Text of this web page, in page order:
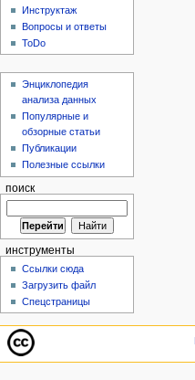
Инструктаж
Вопросы и ответы
ToDo
Энциклопедия
анализа данных
Популярные и
обзорные статьи
Публикации
Полезные ссылки
поиск
инструменты
Ссылки сюда
Загрузить файл
Спецстраницы